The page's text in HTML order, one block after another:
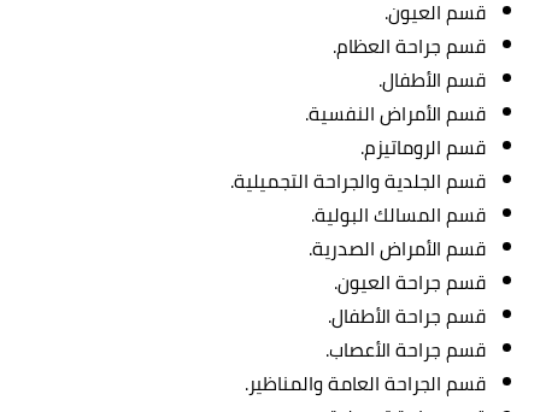
قسم العيون.
قسم جراحة العظام.
قسم الأطفال.
قسم الأمراض النفسية.
قسم الروماتيزم.
قسم الجلدية والجراحة التجميلية.
قسم المسالك البولية.
قسم الأمراض الصدرية.
قسم جراحة العيون.
قسم جراحة الأطفال.
قسم جراحة الأعصاب.
قسم الجراحة العامة والمناظير.